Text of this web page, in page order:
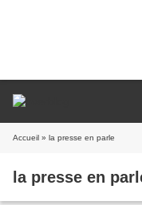
Accueil » la presse en parle
la presse en